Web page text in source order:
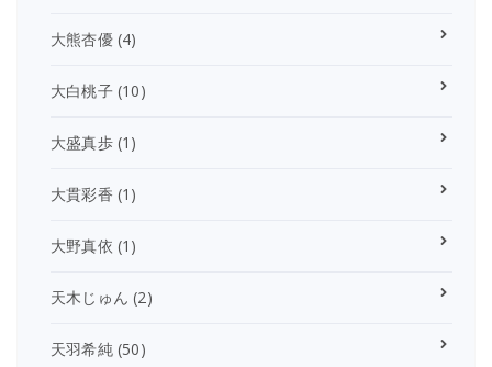
大熊杏優(4)
大白桃子(10)
大盛真歩(1)
大貫彩香 (1)
大野真依 (1)
天木じゅん (2)
天羽希純(50)